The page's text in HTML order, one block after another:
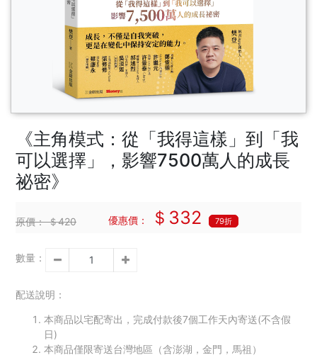
《主角模式：從「我得這樣」到「我
可以選擇」，影響7500萬人的成長
祕密》
原價：＄420 優惠價： ＄332 79折
數量：
配送說明：
本商品以宅配寄出，完成付款後7個工作天內寄送(不含假
日)
本商品僅限寄送台灣地區（含澎湖，金門，馬祖）